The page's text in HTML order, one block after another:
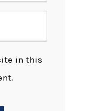
in this